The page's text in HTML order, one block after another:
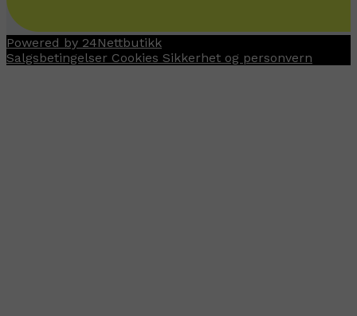
Powered by 24Nettbutikk
Salgsbetingelser Cookies Sikkerhet og personvern